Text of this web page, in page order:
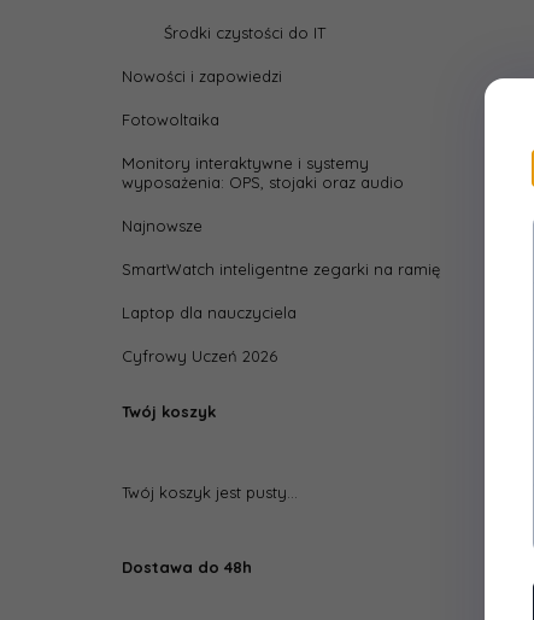
Środki czystości do IT
Nowości i zapowiedzi
Fotowoltaika
Monitory interaktywne i systemy
wyposażenia: OPS, stojaki oraz audio
Najnowsze
SmartWatch inteligentne zegarki na ramię
Laptop dla nauczyciela
Cyfrowy Uczeń 2026
Twój koszyk
Twój koszyk jest pusty...
Dostawa do 48h